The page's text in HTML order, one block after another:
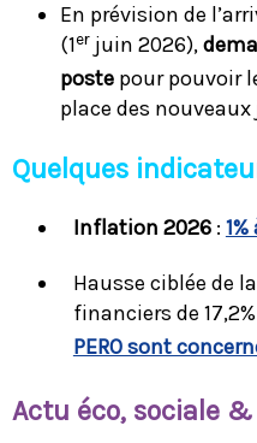
En prévision de
(1er juin 2026),
poste pour pouvoir
place des nouveaux
Quelques
Inflation 2026 :
Hausse ciblée de
financiers de
PERO sont
Actu éco, sociale